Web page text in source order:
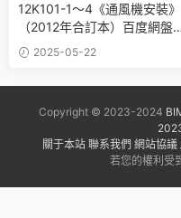
12K101-1～4《通風機安裝》
（2012年合訂本）百度網盤P
DF下載12K101-2、12K101-
3、12K101-4
2025-05-22
Copyright © 2023-2024
關于本站 聯系我們 網站協議
若您的權利受